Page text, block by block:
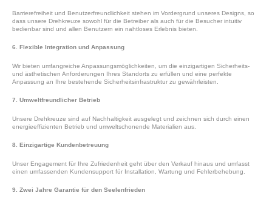
Barrierefreiheit und Benutzerfreundlichkeit stehen im Vordergrund unseres Designs, so
dass unsere Drehkreuze sowohl für die Betreiber als auch für die Besucher intuitiv
bedienbar sind und allen Benutzern ein nahtloses Erlebnis bieten.
6. Flexible Integration und Anpassung
Wir bieten umfangreiche Anpassungsmöglichkeiten, um die einzigartigen Sicherheits-
und ästhetischen Anforderungen Ihres Standorts zu erfüllen und eine perfekte
Anpassung an Ihre bestehende Sicherheitsinfrastruktur zu gewährleisten.
7. Umweltfreundlicher Betrieb
Unsere Drehkreuze sind auf Nachhaltigkeit ausgelegt und zeichnen sich durch einen
energieeffizienten Betrieb und umweltschonende Materialien aus.
8. Einzigartige Kundenbetreuung
Unser Engagement für Ihre Zufriedenheit geht über den Verkauf hinaus und umfasst
einen umfassenden Kundensupport für Installation, Wartung und Fehlerbehebung.
9. Zwei Jahre Garantie für den Seelenfrieden